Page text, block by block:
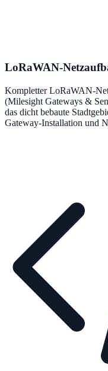
LoRaWAN-
Kompletter LoRaWAN-
(Milesight Gateways &
das dicht bebaute
Gateway-Installation und